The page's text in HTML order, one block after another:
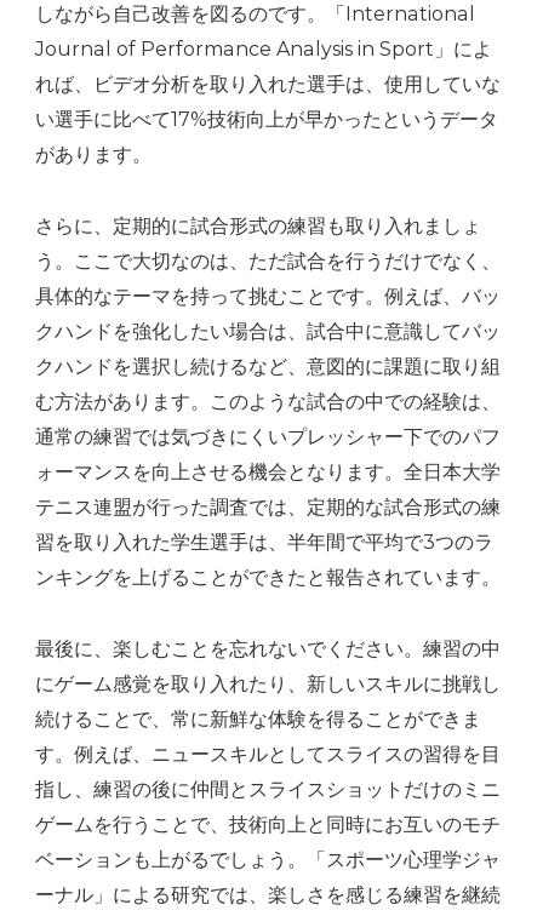
しながら自己改善を図るのです。「International
Journal of Performance Analysis in Sport」によ
れば、ビデオ分析を取り入れた選手は、使用していな
い選手に比べて17%技術向上が早かったというデータ
があります。
さらに、定期的に試合形式の練習も取り入れましょ
う。ここで大切なのは、ただ試合を行うだけでなく、
具体的なテーマを持って挑むことです。例えば、バッ
クハンドを強化したい場合は、試合中に意識してバッ
クハンドを選択し続けるなど、意図的に課題に取り組
む方法があります。このような試合の中での経験は、
通常の練習では気づきにくいプレッシャー下でのパフ
ォーマンスを向上させる機会となります。全日本大学
テニス連盟が行った調査では、定期的な試合形式の練
習を取り入れた学生選手は、半年間で平均で3つのラ
ンキングを上げることができたと報告されています。
最後に、楽しむことを忘れないでください。練習の中
にゲーム感覚を取り入れたり、新しいスキルに挑戦し
続けることで、常に新鮮な体験を得ることができま
す。例えば、ニュースキルとしてスライスの習得を目
指し、練習の後に仲間とスライスショットだけのミニ
ゲームを行うことで、技術向上と同時にお互いのモチ
ベーションも上がるでしょう。「スポーツ心理学ジャ
ーナル」による研究では、楽しさを感じる練習を継続